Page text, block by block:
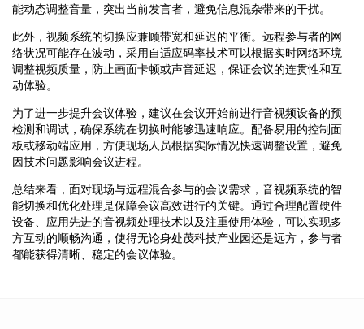
能动态调整音量，突出当前发言者，避免信息混杂带来的干扰。
此外，视频系统的切换应兼顾带宽和延迟的平衡。远程参与者的网
络状况可能存在波动，采用自适应码率技术可以根据实时网络环境
调整视频质量，防止画面卡顿或声音延迟，保证会议的连贯性和互
动体验。
为了进一步提升会议体验，建议在会议开始前进行音视频设备的预
检测和调试，确保系统在切换时能够迅速响应。配备易用的控制面
板或移动端应用，方便现场人员根据实际情况快速调整设置，避免
因技术问题影响会议进程。
总结来看，面对现场与远程混合参与的会议需求，音视频系统的智
能切换和优化处理是保障会议高效进行的关键。通过合理配置硬件
设备、应用先进的音视频处理技术以及注重使用体验，可以实现多
方互动的顺畅沟通，使得无论身处茂科技产业园还是远方，参与者
都能获得清晰、稳定的会议体验。